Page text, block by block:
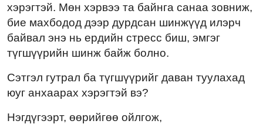
хэрэгтэй. Мөн хэрвээ та байнга санаа зовниж,
бие махбодод дээр дурдсан шинжүүд илэрч
байвал энэ нь ердийн стресс биш, эмгэг
түгшүүрийн шинж байж болно.
Сэтгэл гутрал ба түгшүүрийг даван туулахад
юуг анхаарах хэрэгтэй вэ?
Нэгдүгээрт, өөрийгөө ойлгож,